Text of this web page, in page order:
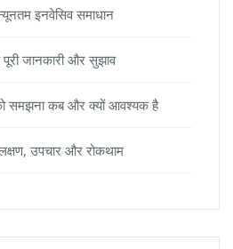
इनवेसिव समाधान
पूरी जानकारी और सुझाव
समझना कब और क्यों आवश्यक है
उपचार और रोकथाम